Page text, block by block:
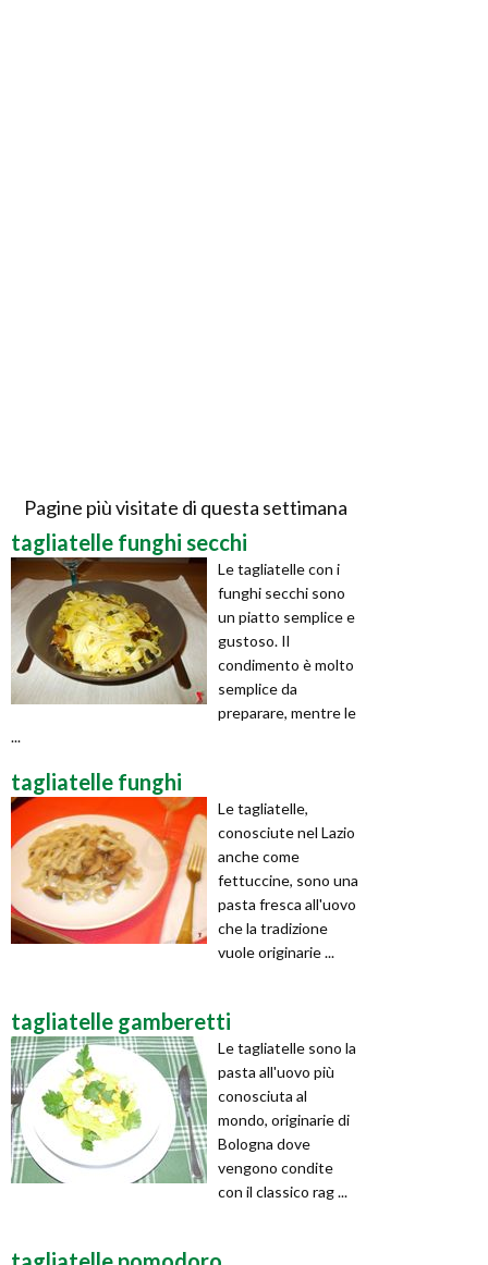
Pagine più visitate di questa settimana
tagliatelle funghi secchi
Le tagliatelle con i
funghi secchi sono
un piatto semplice e
gustoso. Il
condimento è molto
semplice da
preparare, mentre le
...
tagliatelle funghi
Le tagliatelle,
conosciute nel Lazio
anche come
fettuccine, sono una
pasta fresca all'uovo
che la tradizione
vuole originarie ...
tagliatelle gamberetti
Le tagliatelle sono la
pasta all'uovo più
conosciuta al
mondo, originarie di
Bologna dove
vengono condite
con il classico rag ...